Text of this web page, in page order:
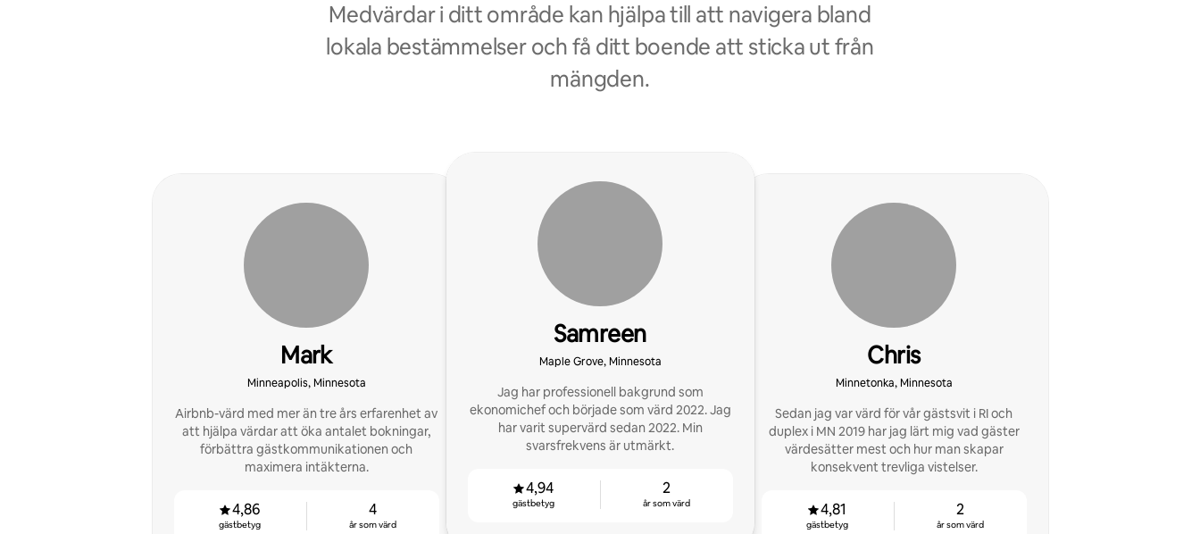
Medvärdar i ditt område kan hjälpa till att navigera bland
lokala bestämmelser och få ditt boende att sticka ut från
mängden.
Mark
Minneapolis, Minnesota
Airbnb-värd med mer än tre års erfarenhet av
att hjälpa värdar att öka antalet bokningar,
förbättra gästkommunikationen och
maximera intäkterna.
4,86
gästbetyg
4
år som värd
Samreen
Maple Grove, Minnesota
Jag har professionell bakgrund som
ekonomichef och började som värd 2022. Jag
har varit supervärd sedan 2022. Min
svarsfrekvens är utmärkt.
4,94
gästbetyg
2
år som värd
Chris
Minnetonka, Minnesota
Sedan jag var värd för vår gästsvit i RI och
duplex i MN 2019 har jag lärt mig vad gäster
värdesätter mest och hur man skapar
konsekvent trevliga vistelser.
4,81
gästbetyg
2
år som värd